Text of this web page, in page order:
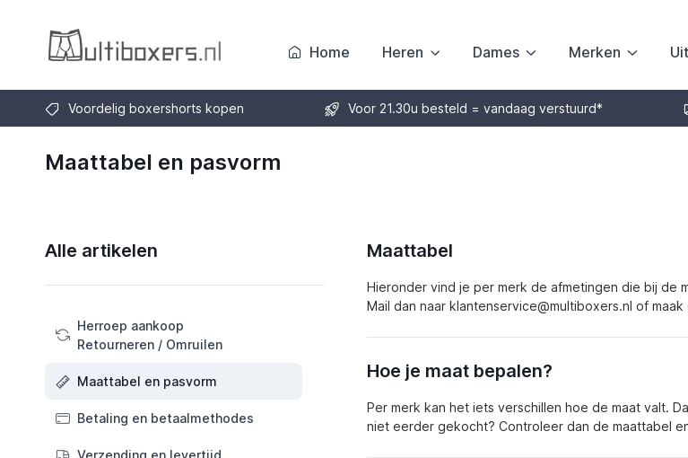
Home Heren Dames Merken
Voordelig boxershorts kopen Voor 21.30u besteld = vandaag verstuurd*
Maattabel en pasvorm
Alle artikelen
Herroep aankoop
Retourneren / Omruilen
Maattabel en pasvorm
Betaling en betaalmethodes
Verzending en levertijd
Maattabel
Hieronder vind je per merk de afmetingen die bij de
Mail dan naar klantenservice@multiboxers.nl of
Hoe je maat bepalen?
Per merk kan het iets verschillen hoe de maat valt.
niet eerder gekocht? Controleer dan de maattabel